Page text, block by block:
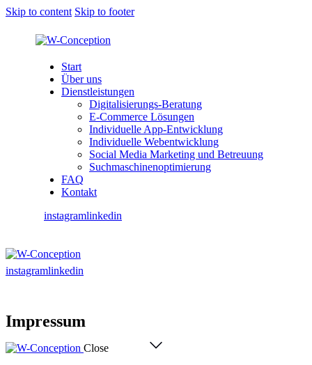
Skip to content Skip to footer
Start
Über uns
Dienstleistungen
Digitalisierungs-Beratung
E-Commerce Lösungen
Individuelle App-Entwicklung
Individuelle Webentwicklung
Social Media Marketing und Betreuung
Suchmaschinenoptimierung
FAQ
Kontakt
instagramlinkedin
instagramlinkedin
Impressum
Close